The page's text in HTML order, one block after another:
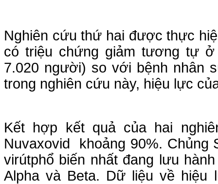
Nghiên cứu thứ hai được thực
có triệu chứng giảm tương tự ở
7.020 người) so với bệnh nhân
trong nghiên cứu này, hiệu lực
Kết hợp kết quả của hai
Nuvaxovid khoảng 90%. Chủng
virútphổ biến nhất đang lưu
Alpha và Beta. Dữ liệu về hiệu